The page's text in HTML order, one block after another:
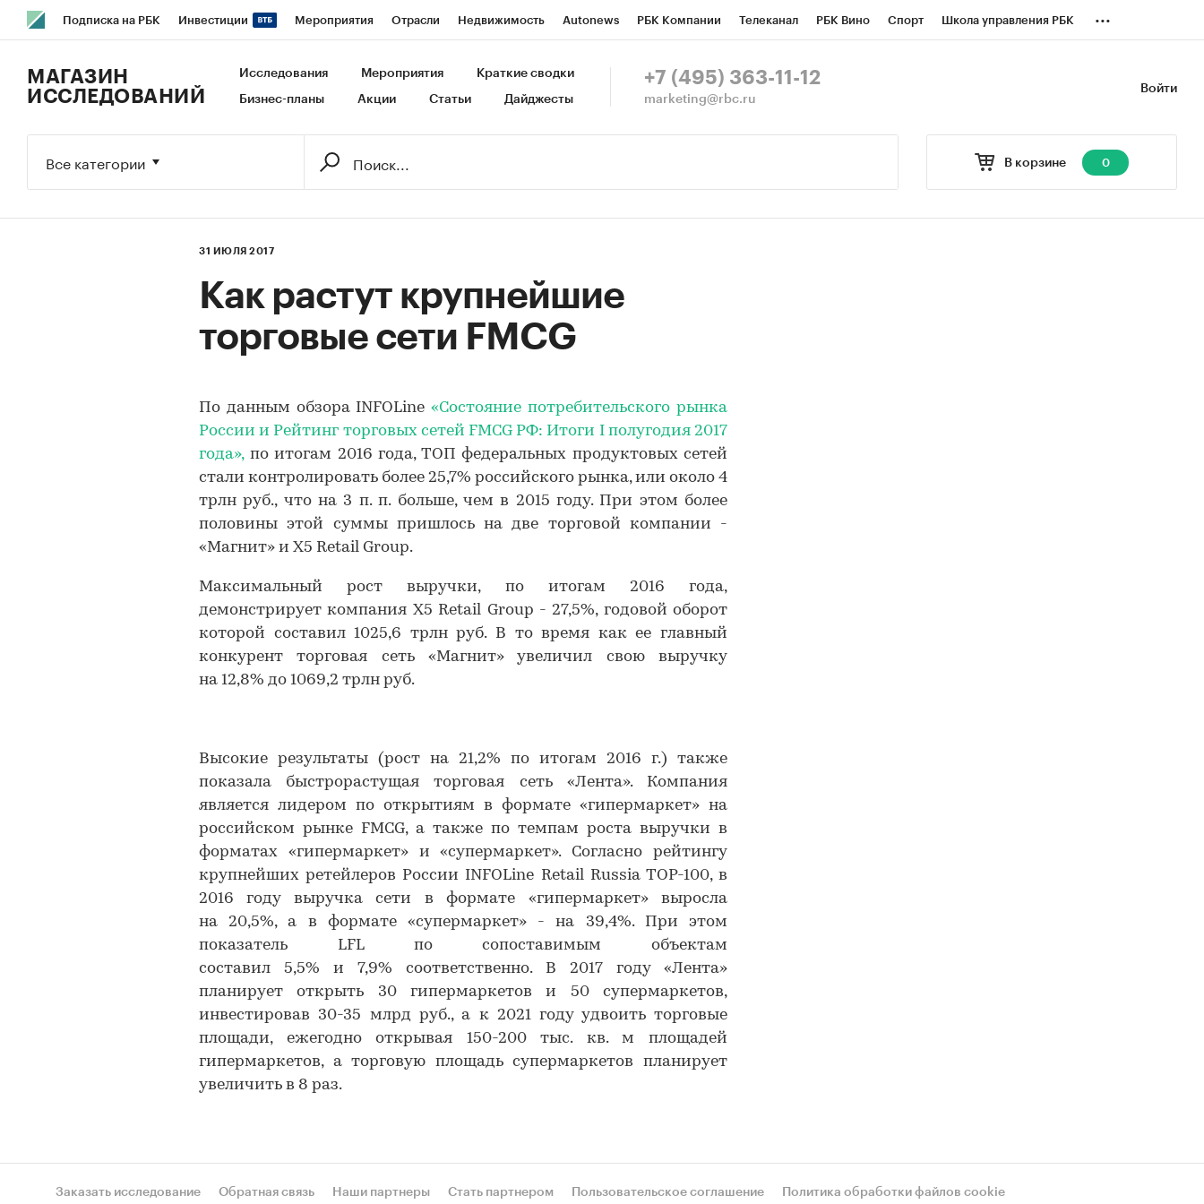
Подписка на РБК Инвестиции Мероприятия Отрасли Недвижимость Autonews РБК Компании Телеканал РБК Вино Спорт Школа управления РБК
Исследования Кредитные рейтинги Франшизы Газета Спецпроекты СПб Конференции СПб Спецпроекты
...
Войти
МАГАЗИН
ИССЛЕДОВАНИЙ
Исследования Мероприятия Краткие сводки
Бизнес-планы Акции Статьи Дайджесты
+7 (495) 363-11-12
marketing@rbc.ru
В корзине 0
Все категории
31 ИЮЛЯ 2017
Как растут крупнейшие
торговые сети FMCG
По данным обзора INFOLine«Состояние потребительского рынка
России и Рейтинг торговых сетей FMCG РФ: Итоги I полугодия 2017
года»,по итогам 2016 года, ТОП федеральных продуктовых сетей
стали контролировать более 25,7% российского рынка, или около 4
трлн руб., что на 3 п. п. больше, чем в 2015 году. При этом более
половины этой суммы пришлось на две торговой компании -
«Магнит» и X5 Retail Group.
Максимальный рост выручки, по итогам 2016 года,
демонстрирует компания X5 Retail Group - 27,5%, годовой оборот
которой составил 1025,6 трлн руб. В то время как ее главный
конкурент торговая сеть «Магнит» увеличил свою выручку
на 12,8% до 1069,2 трлн руб.
Высокие результаты (рост на 21,2% по итогам 2016 г.) также
показала быстрорастущая торговая сеть «Лента». Компания
является лидером по открытиям в формате «гипермаркет» на
российском рынке FMCG, а также по темпам роста выручки в
форматах «гипермаркет» и «супермаркет». Согласно рейтингу
крупнейших ретейлеров России INFOLine Retail Russia TOP-100, в
2016 году выручка сети в формате «гипермаркет» выросла
на 20,5%, а в формате «супермаркет» - на 39,4%. При этом
показатель LFL по сопоставимым объектам
составил 5,5% и 7,9% соответственно. В 2017 году «Лента»
планирует открыть 30 гипермаркетов и 50 супермаркетов,
инвестировав 30-35 млрд руб., а к 2021 году удвоить торговые
площади, ежегодно открывая 150-200 тыс. кв. м площадей
гипермаркетов, а торговую площадь супермаркетов планирует
увеличить в 8 раз.
Заказать исследование Обратная связь Наши партнеры Стать партнером Пользовательское соглашение Политика обработки файлов cookie